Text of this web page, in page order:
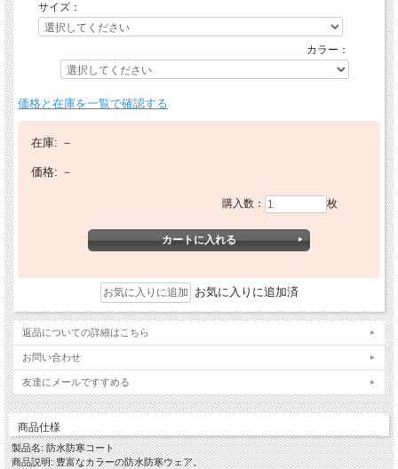
サイズ：
カラー：
価格と在庫を一覧で確認する
在庫: －
価格: －
購入数： 枚
お気に入りに追加済
返品についての詳細はこちら
お問い合わせ
友達にメールですすめる
商品仕様
製品名: 防水防寒コート
商品説明: 豊富なカラーの防水防寒ウェア。